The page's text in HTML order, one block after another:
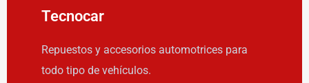
Tecnocar
Repuestos y accesorios automotrices para
todo tipo de vehículos.